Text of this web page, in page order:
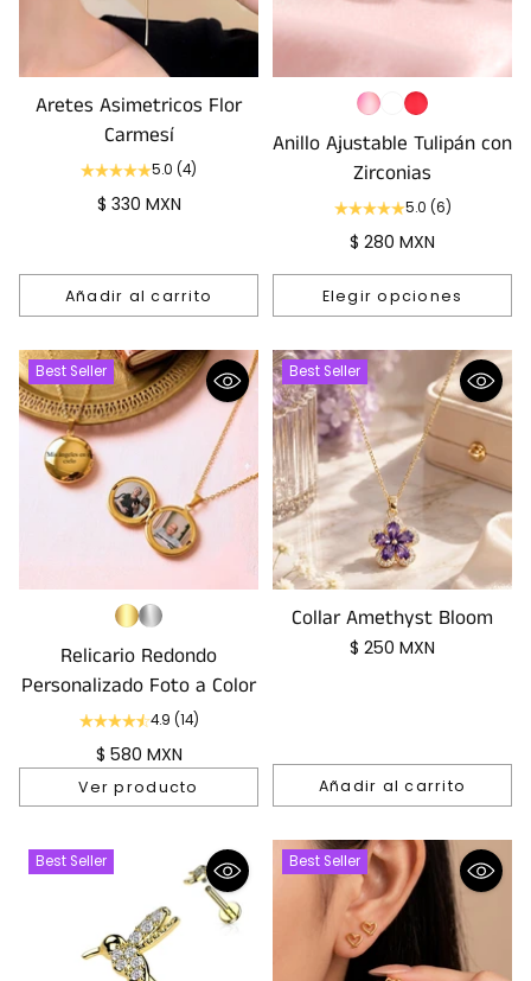
Aretes Asimetricos Flor
Carmesí
5.0 (4)
$ 330 MXN
Añadir al carrito
Cantidad
Anillo Ajustable Tulipán con
Zirconias
5.0 (6)
$ 280 MXN
Elegir opciones
Cantidad
Best Seller
Relicario Redondo
Personalizado Foto a Color
4.9 (14)
$ 580 MXN
Ver producto
Best Seller
Collar Amethyst Bloom
$ 250 MXN
Añadir al carrito
Cantidad
Best Seller Best Seller